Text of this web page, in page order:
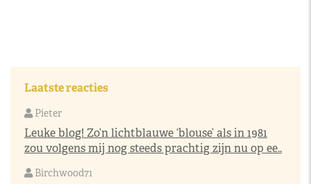
Laatste reacties
Pieter
Leuke blog! Zo’n lichtblauwe ‘blouse’ als in 1981
zou volgens mij nog steeds prachtig zijn nu op ee..
Birchwood71